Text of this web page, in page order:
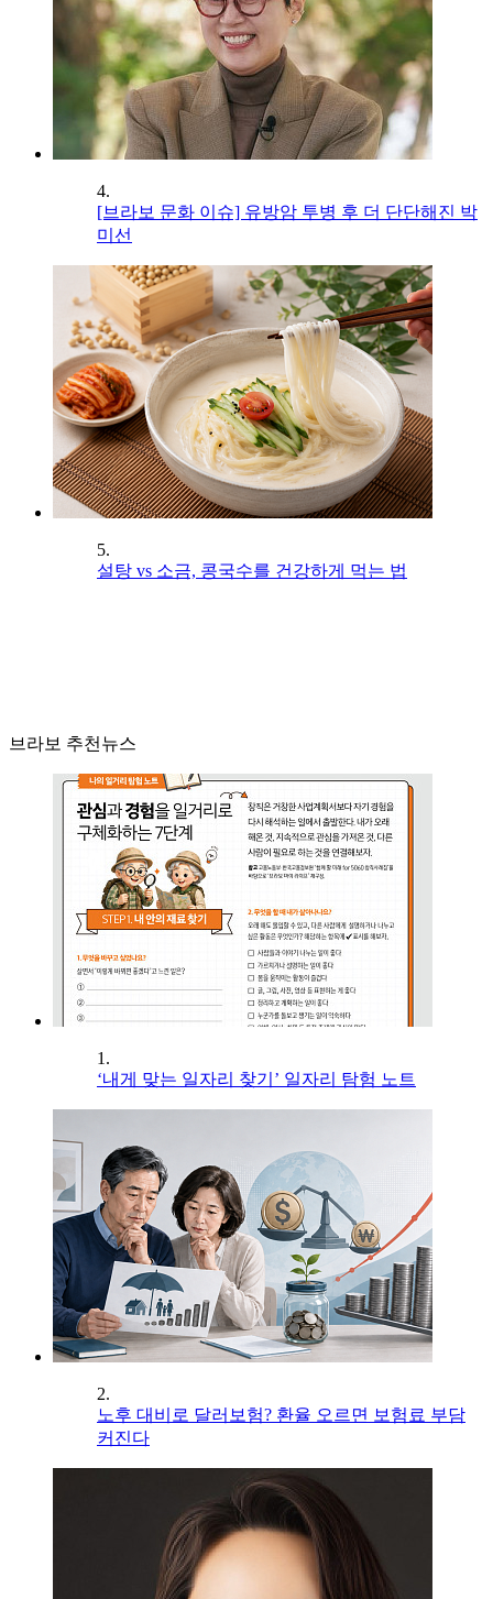
4.
[브라보 문화 이슈] 유방암 투병 후 더 단단해진 박
미선
5.
설탕 vs 소금, 콩국수를 건강하게 먹는 법
브라보 추천뉴스
1.
‘내게 맞는 일자리 찾기’ 일자리 탐험 노트
2.
노후 대비로 달러보험? 환율 오르면 보험료 부담
커진다